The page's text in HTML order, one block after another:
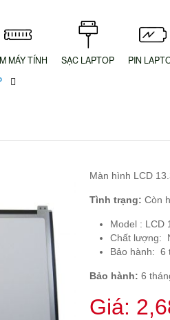
MÁY TÍNH SẠC LAPTOP PIN
Màn hình LCD
Tình trạng: Còn
Model : LCD
Chất lượng:
Bảo hành: 6
Bảo hành: 6
Giá: